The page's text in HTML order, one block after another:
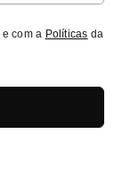
e com a Políticas da